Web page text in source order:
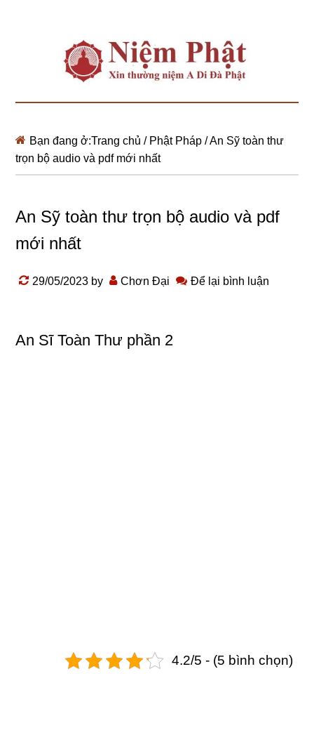
Bạn đang ở:Trang chủ / Phật Pháp /An Sỹ toàn thư
trọn bộ audio và pdf mới nhất
An Sỹ toàn thư trọn bộ audio và pdf
mới nhất
29/05/2023 by Chơn Đại Để lại bình luận
An Sĩ Toàn Thư phần 2
4.2/5 - (5 bình chọn)